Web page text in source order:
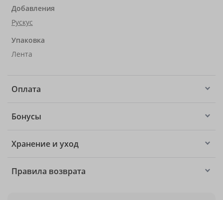
Добавления
Рускус
Упаковка
Лента
Оплата
Бонусы
Хранение и уход
Правила возврата